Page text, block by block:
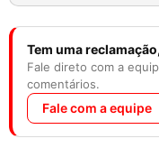
Tem uma
Fale direto com a
comentários.
Fale com a equipe